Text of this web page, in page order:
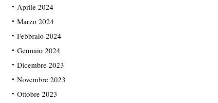
Aprile 2024
Marzo 2024
Febbraio 2024
Gennaio 2024
Dicembre 2023
Novembre 2023
Ottobre 2023